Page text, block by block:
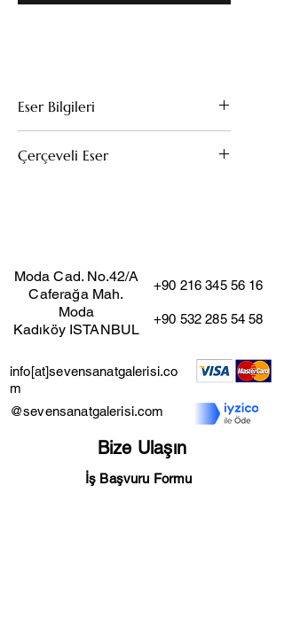
Eser Bilgileri
31x43
Çerçeveli Eser
Moda Cad. No.42/A
Caferağa Mah.
Moda
Kadıköy ISTANBUL
+90 216 345 56 16
+90 532 285 54 58
info[at]sevensanatgalerisi.co
m
@sevensanatgalerisi.com
Bize Ulaşın
İş Başvuru Formu